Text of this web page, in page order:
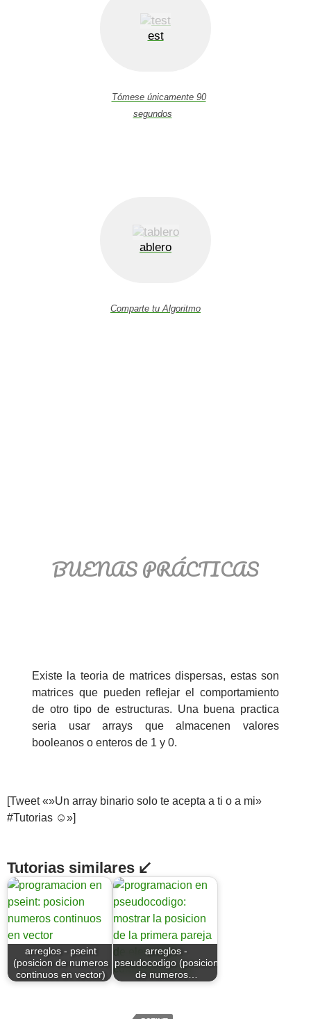
est
Tómese únicamente 90
segundos
ablero
Comparte tu Algoritmo
BUENAS PRÁCTICAS
Existe la teoria de matrices dispersas, estas son
matrices que pueden reflejar el comportamiento
de otro tipo de estructuras. Una buena practica
seria usar arrays que almacenen valores
booleanos o enteros de 1 y 0.
[Tweet «»Un array binario solo te acepta a ti o a mi»
#Tutorias ☺»]
Tutorias similares ↙
arreglos - pseint
(posicion de numeros
continuos en vector)
arreglos -
pseudocodigo (posicion
de numeros…